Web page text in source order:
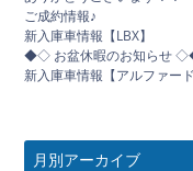
ご成約情報♪
新入庫車情報【LBX】
◆◇ お盆休暇のお知らせ
新入庫車情報【アルファード
月別アーカイブ